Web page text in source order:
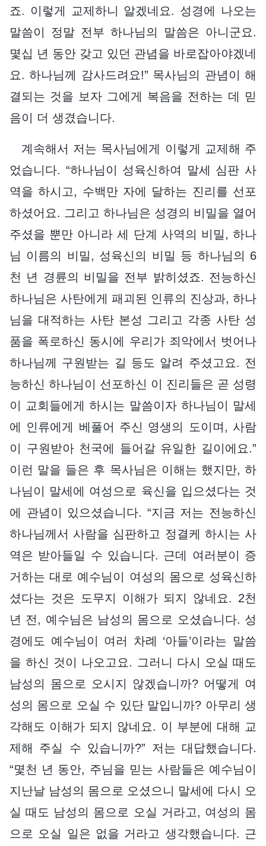
죠. 이렇게 교제하니 알겠네요. 성경에 나오는
말씀이 정말 전부 하나님의 말씀은 아니군요.
몇십 년 동안 갖고 있던 관념을 바로잡아야겠네
요. 하나님께 감사드려요!” 목사님의 관념이 해
결되는 것을 보자 그에게 복음을 전하는 데 믿
음이 더 생겼습니다.
계속해서 저는 목사님에게 이렇게 교제해 주
었습니다. “하나님이 성육신하여 말세 심판 사
역을 하시고, 수백만 자에 달하는 진리를 선포
하셨어요. 그리고 하나님은 성경의 비밀을 열어
주셨을 뿐만 아니라 세 단계 사역의 비밀, 하나
님 이름의 비밀, 성육신의 비밀 등 하나님의 6
천 년 경륜의 비밀을 전부 밝히셨죠. 전능하신
하나님은 사탄에게 패괴된 인류의 진상과, 하나
님을 대적하는 사탄 본성 그리고 각종 사탄 성
품을 폭로하신 동시에 우리가 죄악에서 벗어나
하나님께 구원받는 길 등도 알려 주셨고요. 전
능하신 하나님이 선포하신 이 진리들은 곧 성령
이 교회들에게 하시는 말씀이자 하나님이 말세
에 인류에게 베풀어 주신 영생의 도이며, 사람
이 구원받아 천국에 들어갈 유일한 길이에요.”
이런 말을 들은 후 목사님은 이해는 했지만, 하
나님이 말세에 여성으로 육신을 입으셨다는 것
에 관념이 있으셨습니다. “지금 저는 전능하신
하나님께서 사람을 심판하고 정결케 하시는 사
역은 받아들일 수 있습니다. 근데 여러분이 증
거하는 대로 예수님이 여성의 몸으로 성육신하
셨다는 것은 도무지 이해가 되지 않네요. 2천
년 전, 예수님은 남성의 몸으로 오셨습니다. 성
경에도 예수님이 여러 차례 ‘아들’이라는 말씀
을 하신 것이 나오고요. 그러니 다시 오실 때도
남성의 몸으로 오시지 않겠습니까? 어떻게 여
성의 몸으로 오실 수 있단 말입니까? 아무리 생
각해도 이해가 되지 않네요. 이 부분에 대해 교
제해 주실 수 있습니까?” 저는 대답했습니다.
“몇천 년 동안, 주님을 믿는 사람들은 예수님이
지난날 남성의 몸으로 오셨으니 말세에 다시 오
실 때도 남성의 몸으로 오실 거라고, 여성의 몸
으로 오실 일은 없을 거라고 생각했습니다. 근